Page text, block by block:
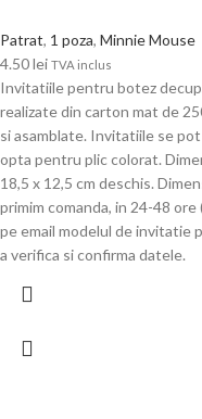
Patrat, 1 poza, Minnie Mouse
4.50lei TVA inclus
Invitatiile pentru botez
realizate din carton mat de
si asamblate. Invitatiile se
opta pentru plic colorat.
18,5 x 12,5 cm deschis.
primim comanda, in 24-48
pe email modelul de invitatie
a verifica si confirma datele.